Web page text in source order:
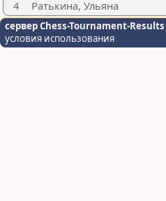
4 Ратькина, Ульяна
сервер Chess-Tournament-Results
условия использования